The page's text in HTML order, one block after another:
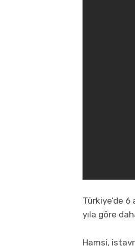
Türkiye’de 6
yıla göre
Hamsi,